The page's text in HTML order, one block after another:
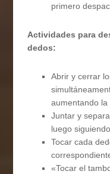
primero
Actividades para
dedos:
Abrir y cerrar
aumentando la
Juntar y
luego
Tocar cada
«Tocar el